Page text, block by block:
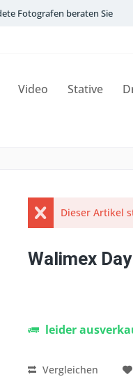
Fotografen beraten Sie
Video Stative
Dieser Artikel
Walimex
leider
Vergleichen